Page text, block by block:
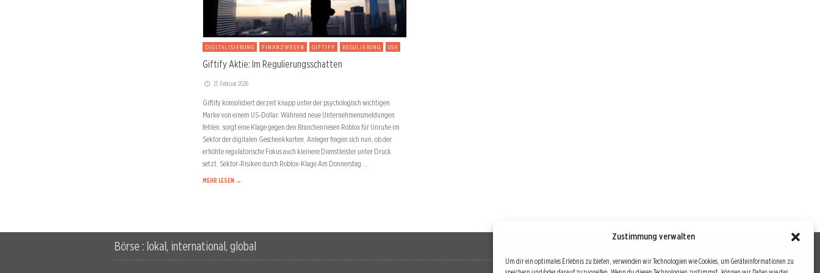
Zustimmung verwalten
Um dir ein optimales Erlebnis zu bieten, verwenden wir Technologien wie Cookies, um Geräteinformationen zu
DIGITALISIERUNG FINANZWESEN GIFTIFY REGULIERUNG USA
Giftify Aktie: Im Regulierungsschatten
21. Februar 2026
Giftify konsolidiert derzeit knapp unter der psychologisch wichtigen
Marke von einem US-Dollar. Während neue Unternehmensmeldungen
fehlen, sorgt eine Klage gegen den Branchenriesen Roblox für Unruhe im
Sektor der digitalen Geschenkkarten. Anleger fragen sich nun, ob der
erhöhte regulatorische Fokus auch kleinere Dienstleister unter Druck
setzt. Sektor-Risiken durch Roblox-Klage Am Donnerstag …
MEHR LESEN →
Börse : lokal, international, global